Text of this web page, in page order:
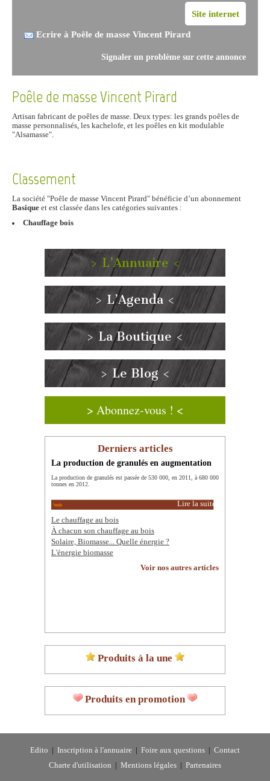
Site internet
Ecrire à Poêle de masse Vincent Pirard
Signaler un problème sur cette annonce
Poêle de masse Vincent Pirard
Artisan fabricant de poêles de masse. Deux types: les grands poêles de
masse personnalisés, les kachelofe, et les poêles en kit modulable
"Alsamasse".
Classement
La société "Poêle de masse Vincent Pirard" bénéficie d’un abonnement
Basique et est classée dans les catégories suivantes :
Chauffage bois
> L’Annuaire <
> L’Agenda <
> La Boutique <
> Le Blog <
> Abonnez-vous ! <
Derniers articles
La production de granulés en augmentation
La production de granulés est passée de 530 000, en 2011, à 680 000
tonnes en 2012.
Lire la suite
Le chauffage au bois
À chacun son chauffage au bois
Solaire, Biomasse... Quelle énergie ?
L'énergie biomasse
Voir nos autres articles
Produits à la une
Produits en promotion
Edito Inscription à l'annuaire Foire aux questions
Contact
Charte d'utilisation
Mentions légales Partenaires